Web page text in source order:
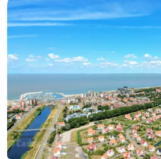
Nieuwvliet-
Meulinge
EuroParcs
Cadzand
-
Hoogduin
Noordzee
Résidence
Cadzand-
Bad
-
Resort
Nieuwvliet-
Bad
-
Schoneveld
-
Strand
-